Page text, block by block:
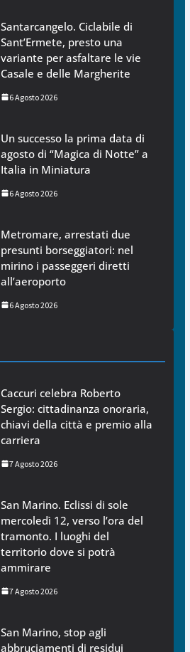
Santarcangelo. Ciclabile di
Sant’Ermete, presto una
variante per asfaltare le vie
Casale e delle Margherite
6 Agosto 2026
Un successo la prima data di
agosto di “Magica di Notte” a
Italia in Miniatura
6 Agosto 2026
Metromare, arrestati due
presunti borseggiatori: nel
mirino i passeggeri diretti
all’aeroporto
6 Agosto 2026
Caccuri celebra Roberto
Sergio: cittadinanza onoraria,
chiavi della città e premio alla
carriera
7 Agosto 2026
San Marino. Eclissi di sole
mercoledì 12, verso l’ora del
tramonto. I luoghi del
territorio dove si potrà
ammirare
7 Agosto 2026
San Marino, stop agli
abbruciamenti di residui